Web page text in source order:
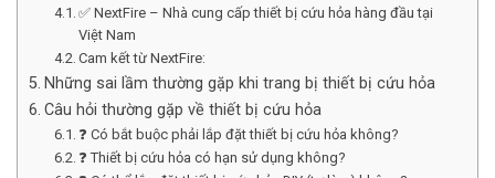
✅ NextFire – Nhà cung cấp thiết bị cứu hỏa hàng đầu tại
Việt Nam
Cam kết từ NextFire:
Những sai lầm thường gặp khi trang bị thiết bị cứu hỏa
Câu hỏi thường gặp về thiết bị cứu hỏa
❓ Có bắt buộc phải lắp đặt thiết bị cứu hỏa không?
❓ Thiết bị cứu hỏa có hạn sử dụng không?